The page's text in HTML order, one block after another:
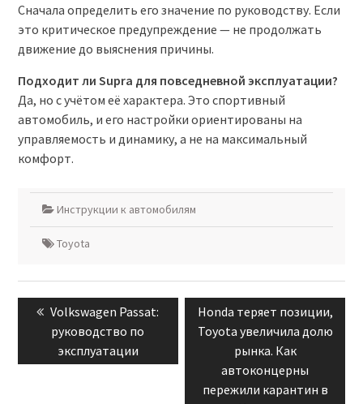
Сначала определить его значение по руководству. Если
это критическое предупреждение — не продолжать
движение до выяснения причины.
Подходит ли Supra для повседневной эксплуатации?
Да, но с учётом её характера. Это спортивный
автомобиль, и его настройки ориентированы на
управляемость и динамику, а не на максимальный
комфорт.
Инструкции к автомобилям
Toyota
Навигация
записям
Previous
post:
Volkswagen Passat:
руководство по
эксплуатации
Next
post:
Honda теряет позиции,
Toyota увеличила долю
рынка. Как
автоконцерны
пережили карантин в